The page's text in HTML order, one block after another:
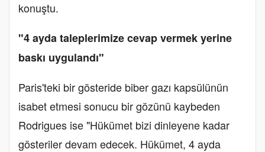
konuştu.
"4 ayda taleplerimize cevap vermek yerine
baskı uygulandı"
Paris'teki bir gösteride biber gazı kapsülünün
isabet etmesi sonucu bir gözünü kaybeden
Rodrigues ise "Hükümet bizi dinleyene kadar
gösteriler devam edecek. Hükümet, 4 ayda